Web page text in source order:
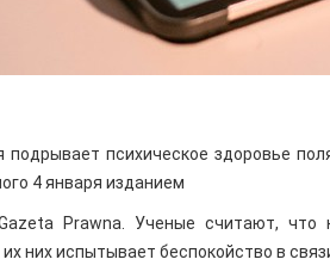
подрывает психическое здоровье
4 января изданием
Prawna. Ученые считают,
них испытывает беспокойство в